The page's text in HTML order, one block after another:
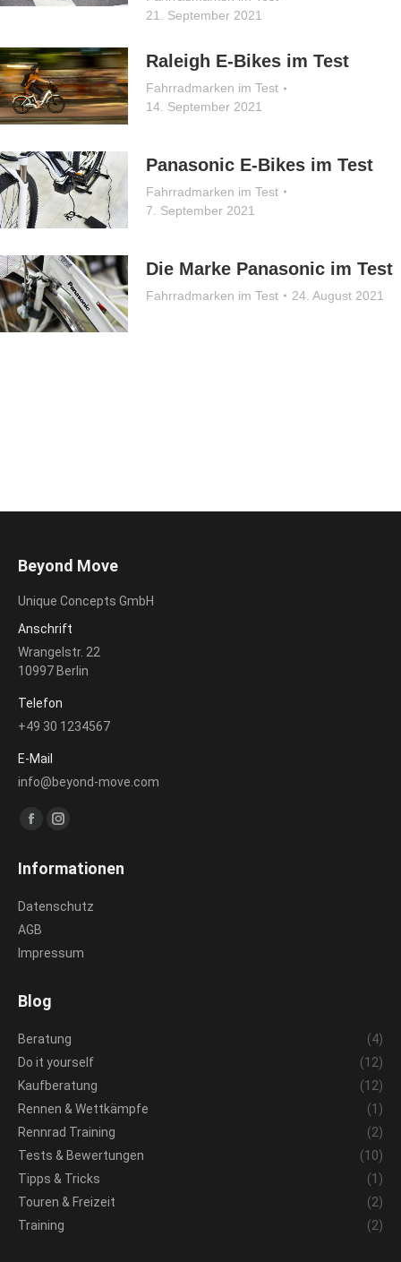
21. September 2021
Raleigh E-Bikes im Test
Fahrradmarken im Test
14. September 2021
Panasonic E-Bikes im Test
Fahrradmarken im Test
7. September 2021
Die Marke Panasonic im Test
Fahrradmarken im Test 24. August 2021
Beyond Move
Unique Concepts GmbH
Anschrift
Wrangelstr. 22
10997 Berlin
Telefon
+49 30 1234567
E-Mail
info@beyond-move.com
Finden Sie uns auf:
Facebook
opens
in
new
Instagram
opens
Informationen
Datenschutz
AGB
Impressum
Blog
Beratung
(4)
Do it yourself
(12)
Kaufberatung
(12)
Rennen & Wettkämpfe
(1)
Rennrad Training
(2)
Tests & Bewertungen
(10)
Tipps & Tricks
(1)
Touren & Freizeit
(2)
Training
(2)